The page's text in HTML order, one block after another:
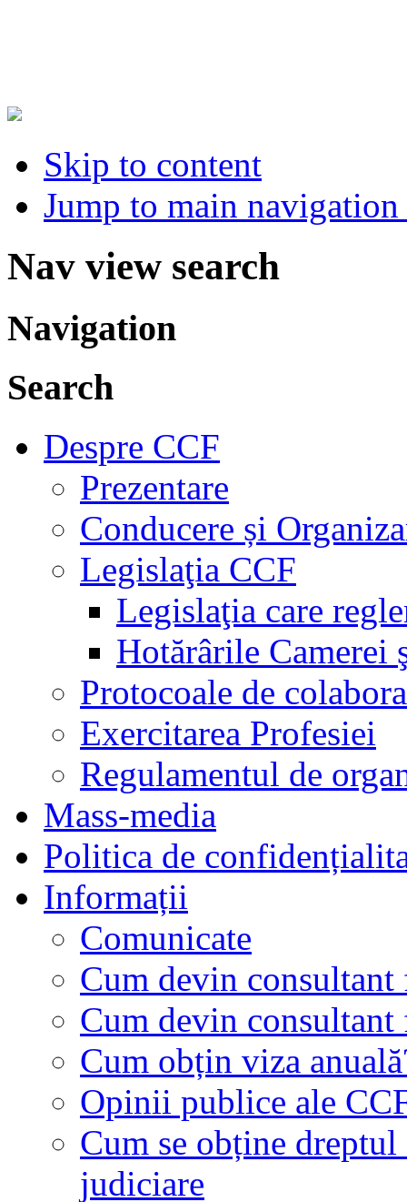
Skip to content
Jump to main
Nav view search
Navigation
Search
Despre CCF
Prezentare
Conducere și
Legislaţia CCF
Legislaţia care
Hotărârile
Protocoale de
Exercitarea Profesiei
Regulamentul de
Mass-media
Politica de
Informații
Comunicate
Cum devin consultant
Cum devin consultant
Cum obțin viza
Opinii publice ale
Cum se obține
judiciare